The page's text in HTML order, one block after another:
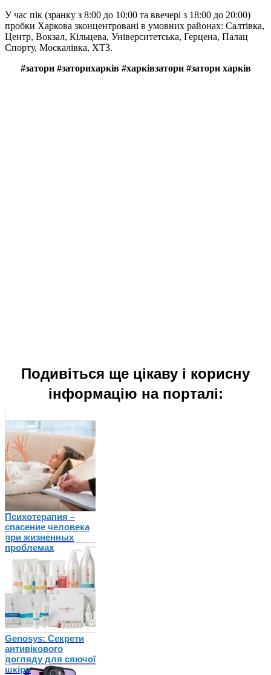
У час пік (зранку з 8:00 до 10:00 та ввечері з 18:00 до 20:00)
пробки Харкова зконцентровані в умовних районах: Салтівка,
Центр, Вокзал, Кільцева, Університетська, Герцена, Палац
Спорту, Москалівка, ХТЗ.
#затори #заторихарків #харківзатори #затори харків
Подивіться ще цікаву і корисну
інформацію на порталі:
Психотерапия –
спасение человека
при жизненных
проблемах
Genosys: Секрети
антивікового
догляду для сяючої
шкіри